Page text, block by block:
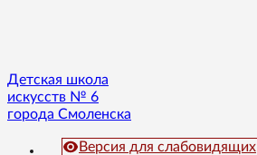
Детская школа
искусств № 6
города Смоленска
Версия для слабовидящих